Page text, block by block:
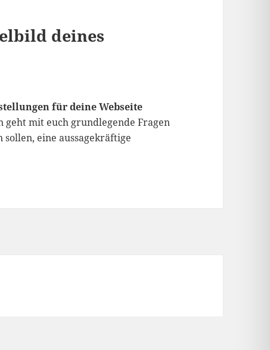
deines
für deine Webseite
geht mit euch grundlegende Fragen
eine aussagekräftige